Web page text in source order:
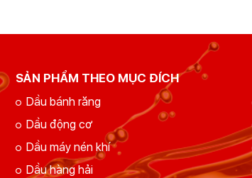
SẢN PHẨM THEO MỤC ĐÍCH
Dầu bánh răng
Dầu động cơ
Dầu máy nén khí
Dầu hàng hải